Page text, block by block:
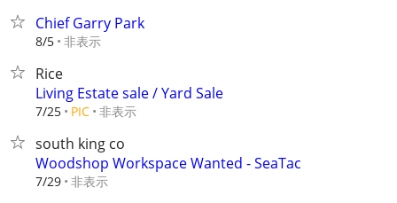
Chief Garry Park
8/5 非表示
Rice
Living Estate sale / Yard Sale
7/25 PIC 非表示
south king co
Woodshop Workspace Wanted - SeaTac
7/29 非表示